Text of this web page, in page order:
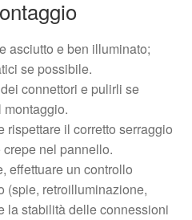
asciutto e ben illuminato;
se possibile.
connettori e pulirli se
montaggio.
rispettare il corretto serraggio
nel pannello.
effettuare un controllo
(spie, retroilluminazione,
la stabilità delle connessioni